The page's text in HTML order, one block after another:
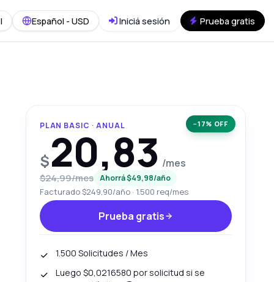
Español - USD Iniciá sesión Prueba gratis
−17% OFF
PLAN BASIC · ANUAL
$20,83 /mes
$24,99/mes Ahorrá $49,98/año
Facturado $249,90/año · 1.500 req/mes
Prueba gratis
1.500 Solicitudes / Mes
Luego $0,0216580 por solicitud si se